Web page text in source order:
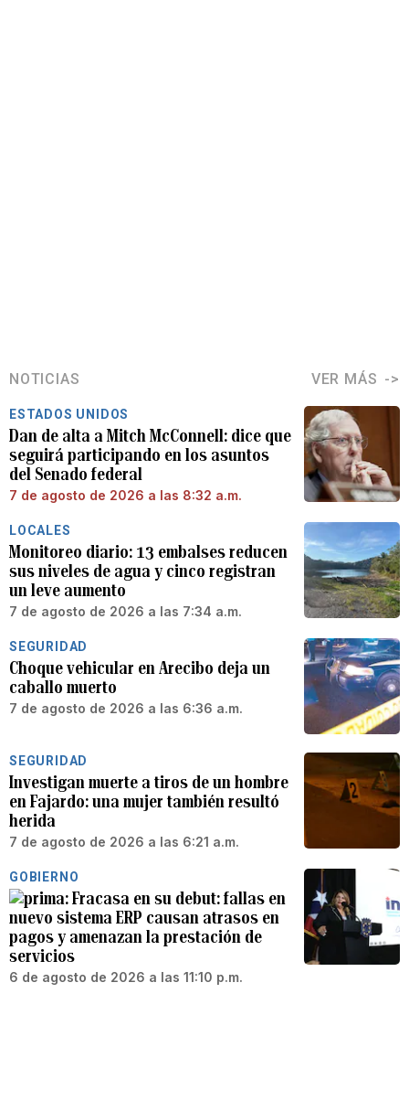
NOTICIAS VER MÁS
ESTADOS UNIDOS
Dan de alta a Mitch McConnell: dice que
seguirá participando en los asuntos
del Senado federal
7 de agosto de 2026 a las 8:32 a.m.
LOCALES
Monitoreo diario: 13 embalses reducen
sus niveles de agua y cinco registran
un leve aumento
7 de agosto de 2026 a las 7:34 a.m.
SEGURIDAD
Choque vehicular en Arecibo deja un
caballo muerto
7 de agosto de 2026 a las 6:36 a.m.
SEGURIDAD
Investigan muerte a tiros de un hombre
en Fajardo: una mujer también resultó
herida
7 de agosto de 2026 a las 6:21 a.m.
GOBIERNO
Fracasa en su debut: fallas en
nuevo sistema ERP causan atrasos en
pagos y amenazan la prestación de
servicios
6 de agosto de 2026 a las 11:10 p.m.